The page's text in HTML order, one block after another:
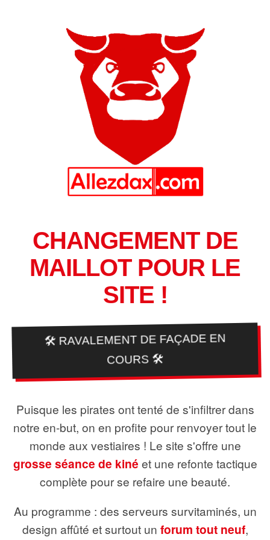
CHANGEMENT DE
MAILLOT POUR LE
SITE !
🛠️ RAVALEMENT DE FAÇADE EN
COURS 🛠️
Puisque les pirates ont tenté de s'infiltrer dans
notre en-but, on en profite pour renvoyer tout le
monde aux vestiaires ! Le site s'offre une
grosse séance de kiné et une refonte tactique
complète pour se refaire une beauté.
Au programme : des serveurs survitaminés, un
design affûté et surtout un forum tout neuf,